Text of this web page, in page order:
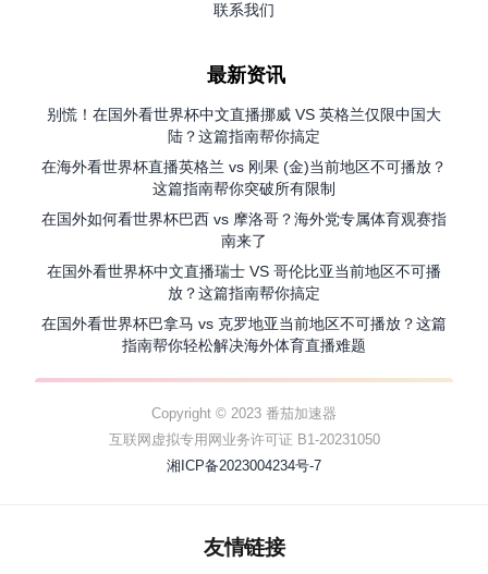
联系我们
最新资讯
别慌！在国外看世界杯中文直播挪威 VS 英格兰仅限中国大
陆？这篇指南帮你搞定
在海外看世界杯直播英格兰 vs 刚果 (金)当前地区不可播放？
这篇指南帮你突破所有限制
在国外如何看世界杯巴西 vs 摩洛哥？海外党专属体育观赛指
南来了
在国外看世界杯中文直播瑞士 VS 哥伦比亚当前地区不可播
放？这篇指南帮你搞定
在国外看世界杯巴拿马 vs 克罗地亚当前地区不可播放？这篇
指南帮你轻松解决海外体育直播难题
Copyright © 2023 番茄加速器
互联网虚拟专用网业务许可证 B1-20231050
湘ICP备2023004234号-7
友情链接